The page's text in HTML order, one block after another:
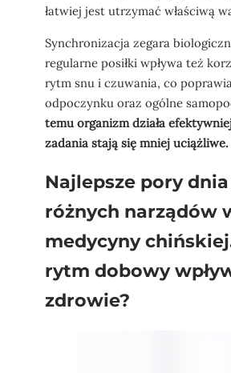
łatwiej jest utrzymać właściwą
Synchronizacja zegara
regularne posiłki wpływa też
rytm snu i czuwania, co
odpoczynku oraz ogólne
temu organizm działa
zadania stają się mniej uciążliwe.
Najlepsze pory
różnych narządów
medycyny
rytm dobowy
zdrowie?